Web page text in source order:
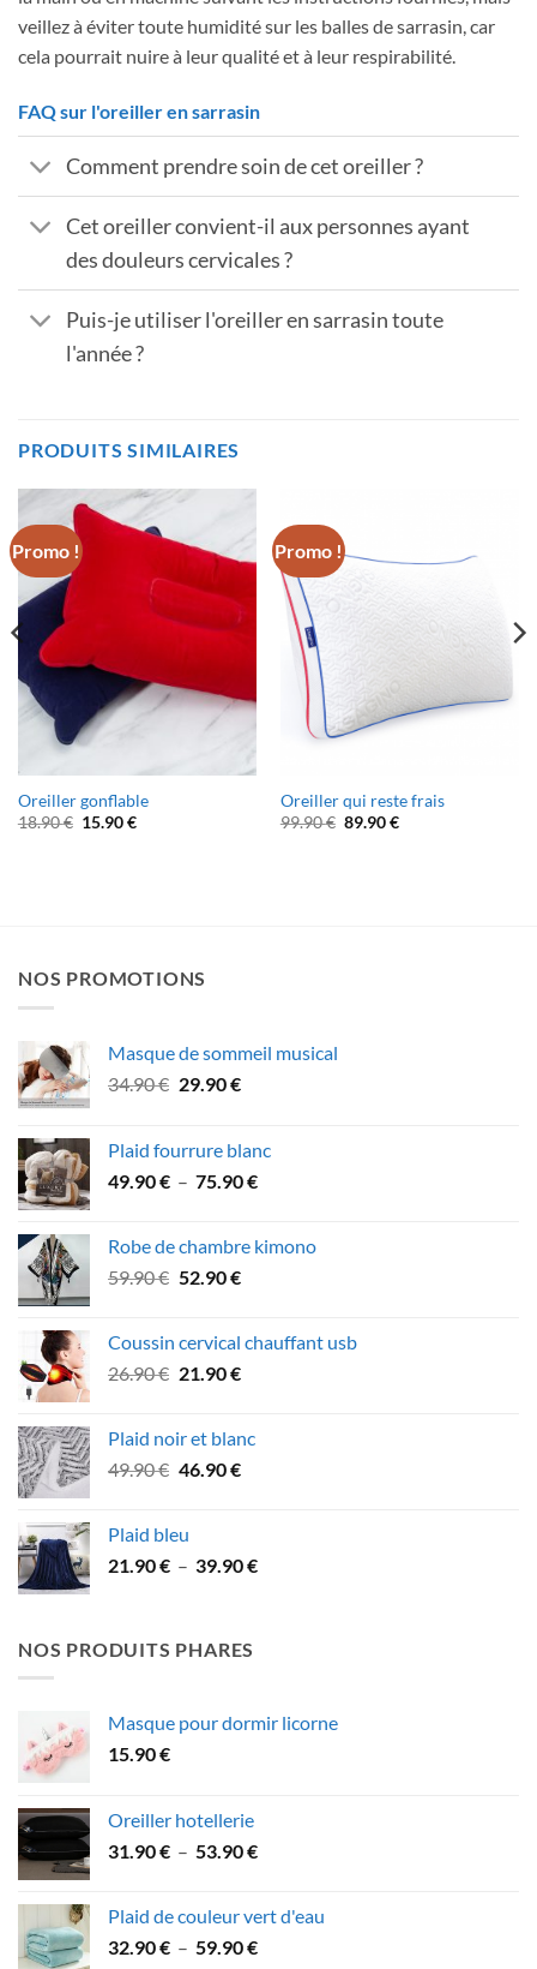
veillez à éviter toute humidité sur les balles de sarrasin, car
cela pourrait nuire à leur qualité et à leur respirabilité.
FAQ sur l'oreiller en sarrasin
Comment prendre soin de cet oreiller ?
Cet oreiller convient-il aux personnes ayant
des douleurs cervicales ?
Puis-je utiliser l'oreiller en sarrasin toute
l'année ?
PRODUITS SIMILAIRES
Promo !
Oreiller gonflable
18.90€ Le
15.90€Le
Promo !
Oreiller qui reste frais
99.90€ Le
89.90€Le
NOS PROMOTIONS
Masque de sommeil musical
34.90€ Le
était :
34.90 €.
29.90€Le
est :
29.90 €.
Plaid fourrure blanc
49.90€ – 75.90€Plage
49.90 €
Robe de chambre kimono
59.90€ Le
était :
59.90 €.
52.90€Le
est :
52.90 €.
Coussin cervical chauffant usb
26.90€ Le
était :
26.90 €.
21.90€Le
est :
21.90 €.
Plaid noir et blanc
49.90€ Le
était :
49.90 €.
46.90€Le
46.90 €.
Plaid bleu
21.90€ – 39.90€Plage
NOS PRODUITS PHARES
Masque pour dormir licorne
15.90€
Oreiller hotellerie
31.90€ – 53.90€Plage
31.90 €
à
Plaid de couleur vert d'eau
32.90€ – 59.90€Plage